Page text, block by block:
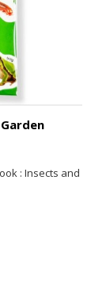
: Insects and